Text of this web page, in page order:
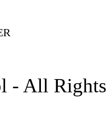
- All Rights